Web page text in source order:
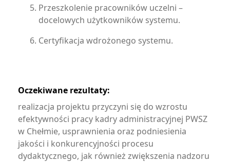
Przeszkolenie pracowników uczelni –
docelowych użytkowników systemu.
Certyfikacja wdrożonego systemu.
Oczekiwane rezultaty:
realizacja projektu przyczyni się do wzrostu
efektywności pracy kadry administracyjnej PWSZ
w Chełmie, usprawnienia oraz podniesienia
jakości i konkurencyjności procesu
dydaktycznego, jak również zwiększenia nadzoru